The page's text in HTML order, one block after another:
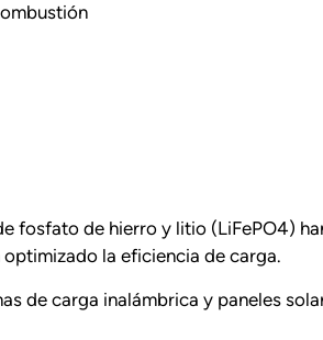
fosfato de hierro y litio (LiFePO4)
la eficiencia de carga.
de carga inalámbrica y paneles